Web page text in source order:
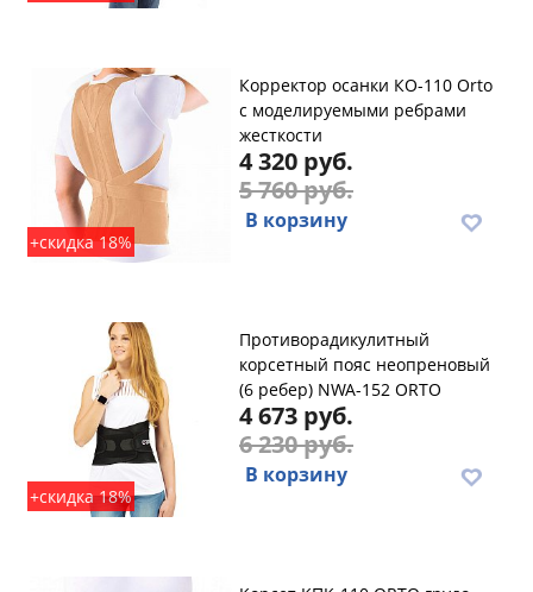
+скидка 18%
Корректор осанки КО-110 Orto
с моделируемыми ребрами
жесткости
4 320 руб.
5 760 руб.
В корзину
+скидка 18%
Противорадикулитный
корсетный пояс неопреновый
(6 ребер) NWA-152 ORTO
4 673 руб.
6 230 руб.
В корзину